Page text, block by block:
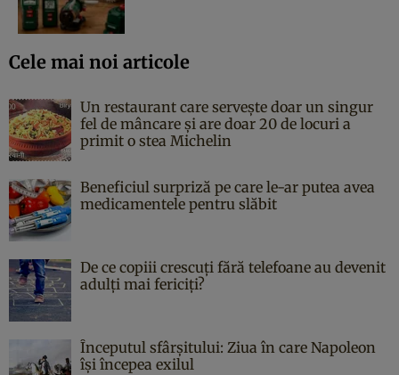
Cele mai noi articole
Un restaurant care servește doar un singur
fel de mâncare și are doar 20 de locuri a
primit o stea Michelin
Beneficiul surpriză pe care le-ar putea avea
medicamentele pentru slăbit
De ce copiii crescuți fără telefoane au devenit
adulți mai fericiți?
Începutul sfârşitului: Ziua în care Napoleon
îşi începea exilul